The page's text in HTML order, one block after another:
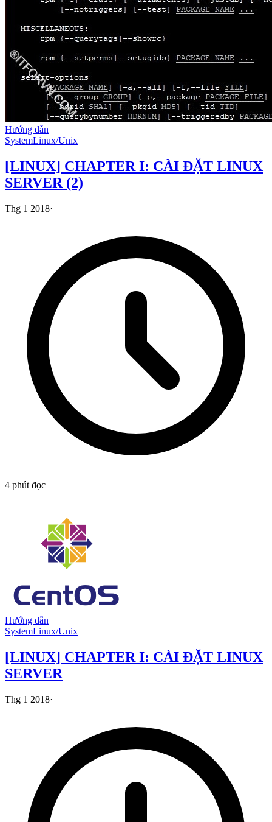
Hướng dẫn
SystemLinux/Unix
[LINUX] CHAPTER I: CÀI ĐẶT LINUX
SERVER (2)
Thg 1 2018·
4 phút đọc
Hướng dẫn
SystemLinux/Unix
[LINUX] CHAPTER I: CÀI ĐẶT LINUX
SERVER
Thg 1 2018·